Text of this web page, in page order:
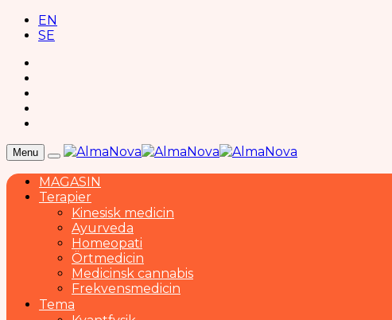
EN
SE
Menu
MAGASIN
Terapier
Kinesisk medicin
Ayurveda
Homeopati
Örtmedicin
Medicinsk cannabis
Frekvensmedicin
Tema